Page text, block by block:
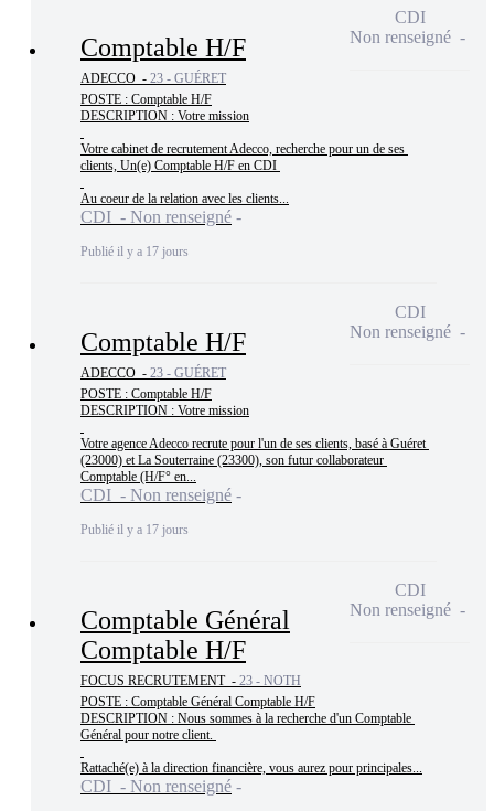
Comptable H/F
ADECCO - 23 - GUÉRET
POSTE : Comptable H/F
DESCRIPTION : Votre mission
Votre cabinet de recrutement Adecco, recherche pour un de ses
clients, Un(e) Comptable H/F en CDI
Au coeur de la relation avec les clients...
CDI - Non renseigné
Publié il y a 17 jours
CDI
Non renseigné
Comptable H/F
ADECCO - 23 - GUÉRET
POSTE : Comptable H/F
DESCRIPTION : Votre mission
Votre agence Adecco recrute pour l'un de ses clients, basé à Guéret
(23000) et La Souterraine (23300), son futur collaborateur
Comptable (H/F° en...
CDI - Non renseigné
Publié il y a 17 jours
CDI
Non renseigné
Comptable Général
Comptable H/F
FOCUS RECRUTEMENT - 23 - NOTH
POSTE : Comptable Général Comptable H/F
DESCRIPTION : Nous sommes à la recherche d'un Comptable
Général pour notre client.
Rattaché(e) à la direction financière, vous aurez pour principales...
CDI - Non renseigné
CDI
Non renseigné